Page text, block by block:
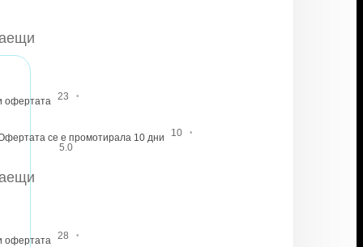
офертата 23 ·
се е промотирала 10 дни 10
·
5.0
офертата 28 ·